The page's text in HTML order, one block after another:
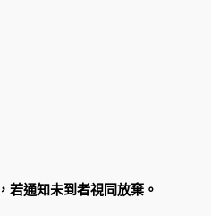
若通知未到者視同放棄。